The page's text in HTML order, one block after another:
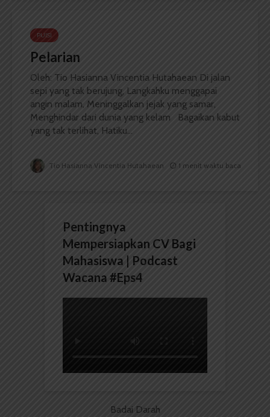
PUISI
Pelarian
Oleh: Tio Hasianna Vincentia Hutahaean Di jalan
sepi yang tak berujung, Langkahku menggapai
angin malam, Meninggalkan jejak yang samar,
Menghindar dari dunia yang kelam Bagaikan kabut
yang tak terlihat, Hatiku...
Tio Hasianna Vincentia Hutahaean 1 menit waktu baca
Pentingnya
Mempersiapkan CV Bagi
Mahasiswa | Podcast
Wacana #Eps4
Badai Darah